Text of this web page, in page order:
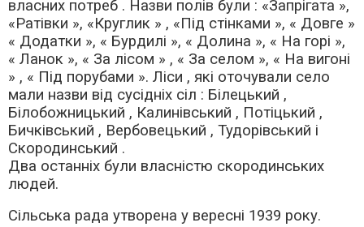
власних потреб . Назви полів були : «Запрігата »,
«Ратівки », «Круглик » , «Під стінками », « Довге »
« Додатки », « Бурдилі », « Долина », « На горі »,
« Ланок », « За лісом » , « За селом », « На вигоні
» , « Під порубами ». Ліси , які оточували село
мали назви від сусідніх сіл : Білецький ,
Білобожницький , Калинівський , Потіцький ,
Бичківський , Вербовецький , Тудорівський і
Скородинський .
Два останніх були власністю скородинських
людей.
Сільська рада утворена у вересні 1939 року.